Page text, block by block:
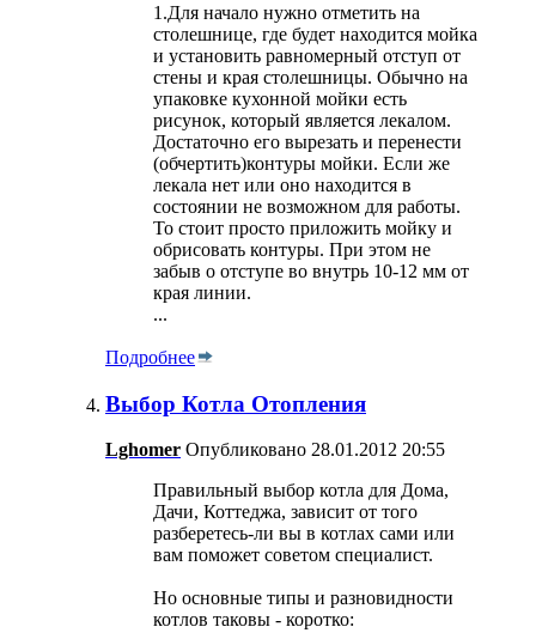
1.Для начало нужно отметить на
столешнице, где будет находится мойка
и установить равномерный отступ от
стены и края столешницы. Обычно на
упаковке кухонной мойки есть
рисунок, который является лекалом.
Достаточно его вырезать и перенести
(обчертить)контуры мойки. Если же
лекала нет или оно находится в
состоянии не возможном для работы.
То стоит просто приложить мойку и
обрисовать контуры. При этом не
забыв о отступе во внутрь 10-12 мм от
края линии.
...
Подробнее
Выбор Котла Отопления
Lghomer Опубликовано 28.01.2012 20:55
Правильный выбор котла для Дома,
Дачи, Коттеджа, зависит от того
разберетесь-ли вы в котлах сами или
вам поможет советом специалист.
Но основные типы и разновидности
котлов таковы - коротко: